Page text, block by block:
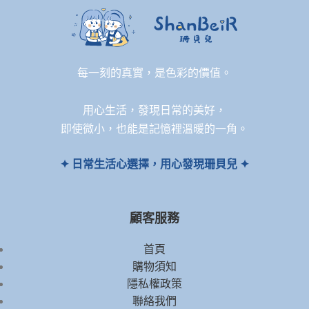
每一刻的真實，是色彩的價值。
用心生活，發現日常的美好，
即使微小，也能是記憶裡溫暖的一角。
✦ 日常生活心選擇，用心發現珊貝兒 ✦
顧客服務
首頁
購物須知
隱私權政策
聯絡我們